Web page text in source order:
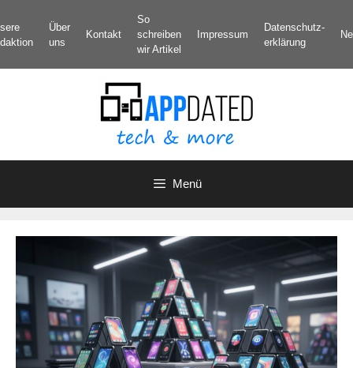
Inhalt
springen
Über
uns
Kontakt
So
schreiben
wir Artikel
Impressum
Datenschutz­
erklärung
Menü